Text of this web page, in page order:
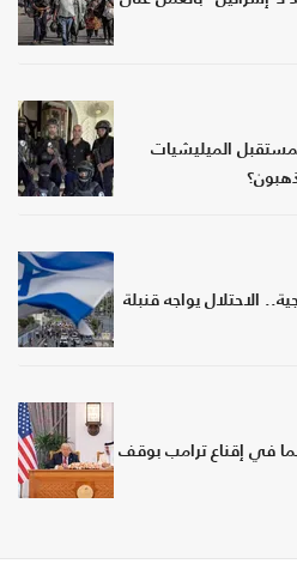
الميليشيات
الاحتلال يواجه قنبلة
في إقناع ترامب بوقف